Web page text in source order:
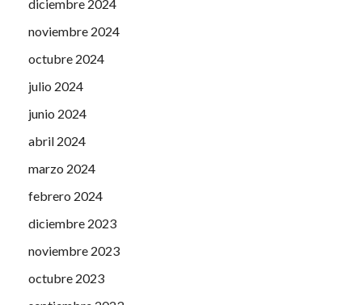
diciembre 2024
noviembre 2024
octubre 2024
julio 2024
junio 2024
abril 2024
marzo 2024
febrero 2024
diciembre 2023
noviembre 2023
octubre 2023